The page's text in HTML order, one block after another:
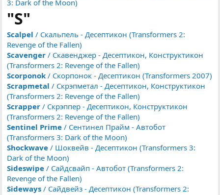
3: Dark of the Moon)
"S"
Scalpel / Скальпель - Десептикон (Transformers 2:
Revenge of the Fallen)
Scavenger / Скавенджер - Десептикон, Конструктикон
(Transformers 2: Revenge of the Fallen)
Scorponok / Скорпонок - Десептикон (Transformers 2007)
Scrapmetal / Скрэпметал - Десептикон, Конструктикон
(Transformers 2: Revenge of the Fallen)
Scrapper / Скрэппер - Десептикон, Конструктикон
(Transformers 2: Revenge of the Fallen)
Sentinel Prime / Сентинел Прайм - Автобот
(Transformers 3: Dark of the Moon)
Shockwave / Шоквейв - Десептикон (Transformers 3:
Dark of the Moon)
Sideswipe / Сайдсвайп - Автобот (Transformers 2:
Revenge of the Fallen)
Sideways / Сайдвейз - Десептикон (Transformers 2: